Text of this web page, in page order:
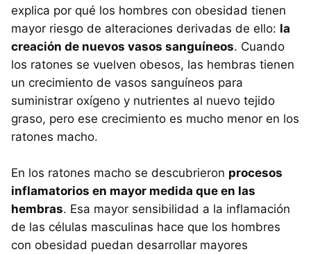
explica por qué los hombres con obesidad tienen
mayor riesgo de alteraciones derivadas de ello: la
creación de nuevos vasos sanguíneos. Cuando
los ratones se vuelven obesos, las hembras tienen
un crecimiento de vasos sanguíneos para
suministrar oxígeno y nutrientes al nuevo tejido
graso, pero ese crecimiento es mucho menor en los
ratones macho.
En los ratones macho se descubrieron procesos
inflamatorios en mayor medida que en las
hembras. Esa mayor sensibilidad a la inflamación
de las células masculinas hace que los hombres
con obesidad puedan desarrollar mayores